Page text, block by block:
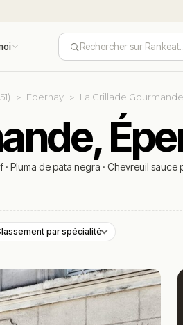
Rechercher sur
Épernay La Grillade Gourmande
· Pluma de pata negra · Chevreuil sauce
par spécialité